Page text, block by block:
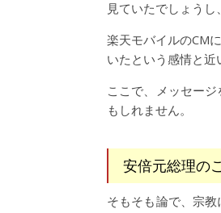
見ていたでしょうし
楽天モバイルのCM
いたという感情と近
ここで、メッセー
もしれません。
安倍元総理の
そもそも論で、宗